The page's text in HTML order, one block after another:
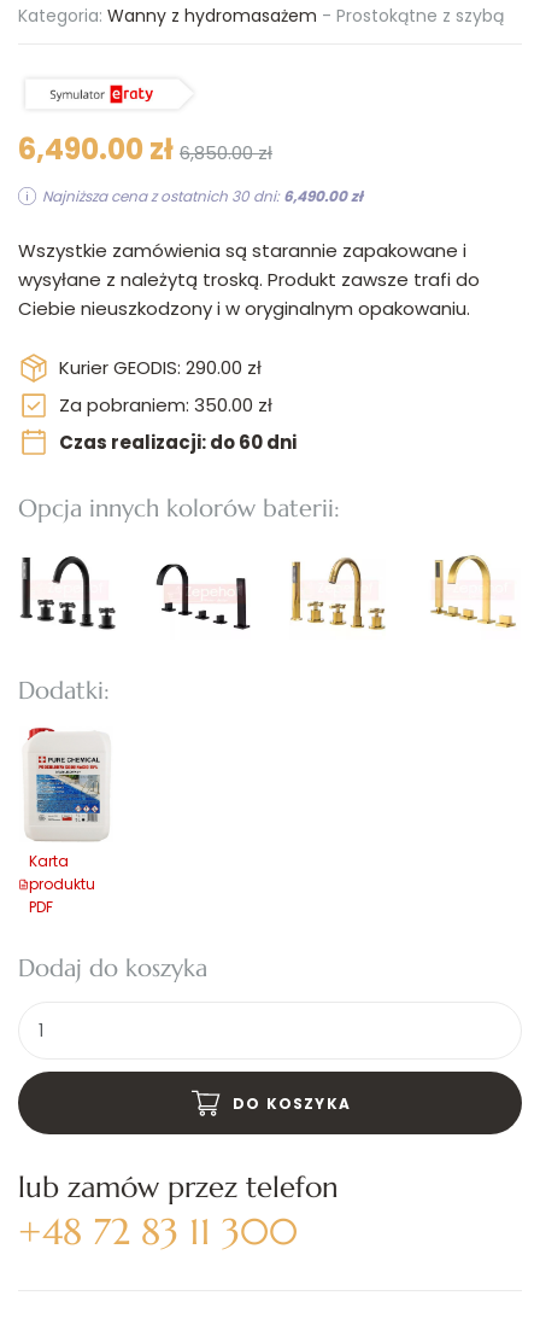
Kategoria: Wanny z hydromasażem - Prostokątne z szybą
6,490.00 zł 6,850.00 zł
Najniższa cena z ostatnich 30 dni:6,490.00 zł
Wszystkie zamówienia są starannie zapakowane i
wysyłane z należytą troską. Produkt zawsze trafi do
Ciebie nieuszkodzony i w oryginalnym opakowaniu.
Kurier GEODIS: 290.00 zł
Za pobraniem: 350.00 zł
Czas realizacji: do 60 dni
Opcja innych kolorów baterii:
Dodatki:
Karta
produktu
PDF
Dodaj do koszyka
DO KOSZYKA
lub zamów przez telefon
+48 72 83 11 300